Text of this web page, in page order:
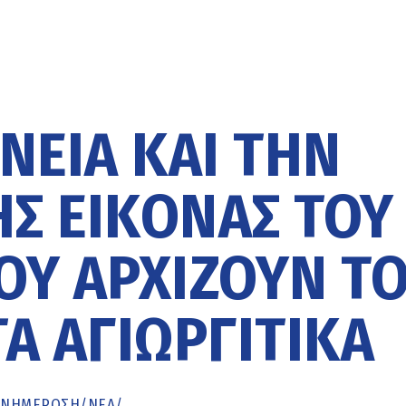
ΚΑΙ ΤΗΝ
ΕΙΚΌΝΑΣ ΤΟΥ
ΑΡΧΊΖΟΥΝ
ΑΓΙΩΡΓΊΤΙΚΑ